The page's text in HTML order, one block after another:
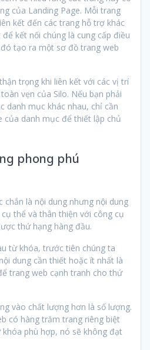
của Landing Page. Mỗi trang
kết đến các trang hỗ trợ khác
kết nối chúng là cung cấp điều
tạo ra một sơ đồ trang web
trọng khi liên kết với các vị trí
vẹn của Silo. Nếu bạn phải
danh mục khác nhau, chỉ cần
của danh mục để thiết lập chủ
phong phú
chắn là nội dung nhưng nội dung
thể và thân thiện với công cụ
thứ hạng hàng đầu.
từ khóa, trước tiên chúng ta
dung cần thiết hoặc ít nhất là
trang web cạnh tranh cho thứ
vào chất lượng hơn là số lượng.
có hàng trăm trang riêng biệt
phù hợp, nó sẽ không đạt